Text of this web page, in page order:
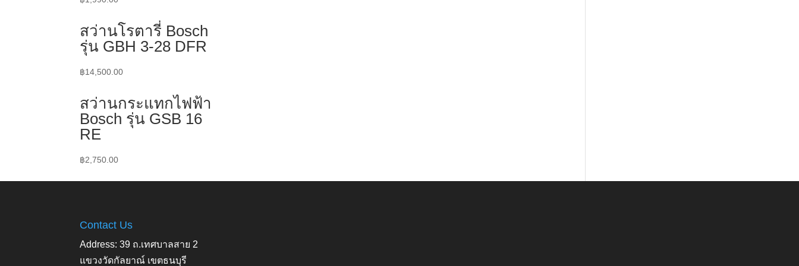
สว่านโรตารี่ Bosch
รุ่น GBH 3-28 DFR
฿14,500.00
สว่านกระแทกไฟฟ้า
Bosch รุ่น GSB 16
RE
฿2,750.00
Contact Us
Address: 39 ถ.เทศบาลสาย 2
แขวงวัดกัลยาณ์ เขตธนบุรี